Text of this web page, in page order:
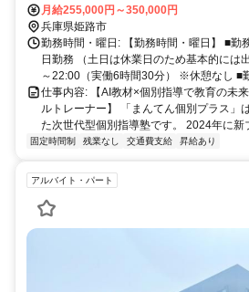
ンピア構1階 【英賀保教室】 兵庫県姫路市飾磨区英賀保駅前町1 ファ
ーストイン英賀保駅前202 [最寄り駅] 山陽電鉄 英賀保駅 [アクセス] 英
賀保駅より徒歩約1分（駅前） 【広畑教室】 兵庫県姫路市広畑区才
837-2 [最寄り駅] 山陽電鉄 広畑駅 [アクセス] 広畑駅より徒歩約8分
【たつの教室】 兵庫県たつの市龍野町堂本44-7 [最寄り駅] JR姫新線
本竜野駅 [アクセス] 本竜野駅より徒歩約
月給255,000円～350,000円
兵庫県姫路市
勤務時間・曜日: 【勤務時間・曜日】 ■勤
日勤務 （土日は休業日のため基本的には
～22:00（実働6時間30分） ※休憩なし ■
仕事内容: 【AI教材×個別指導で教育の未
ルトレーナー】 「まんてん個別プラス」
た次世代型個別指導塾です。 2024年に新
固定時間制 残業なし 交通費支給 昇給あり
アルバイト・パート